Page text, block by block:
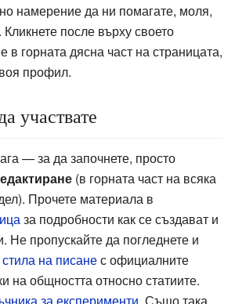
намерение да ни помагате, моля,
. Кликнете после върху своето
в горната дясна част на страницата,
профил.
участвате
— за да започнете, просто
(в горната част на всяка
Прочете материала в
за подробности как се създават и
Не пропускайте да погледнете и
на писанес официалните
на общността относно статиите.
за експерименти. Също така,